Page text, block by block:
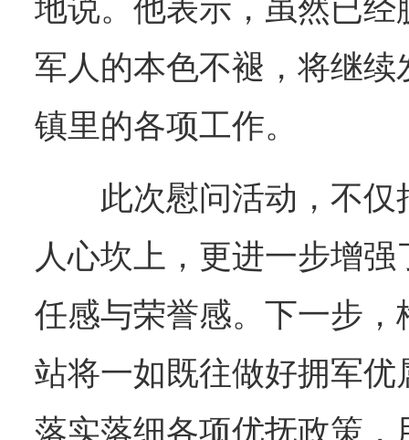
地说。他表示，虽然已
军人的本色不褪，将继
镇里的各项工作。
此次慰问活动，不
人心坎上，更进一步增
任感与荣誉感。下一步
站将一如既往做好拥军
落实落细各项优抚政策